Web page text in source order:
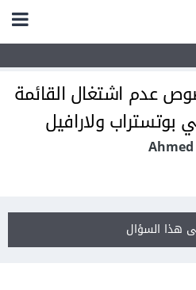
عدم اشتغال القائمة
بوتستراب ولارافيل
هذا السؤال